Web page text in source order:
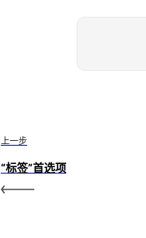
上一步
“标签”首选项